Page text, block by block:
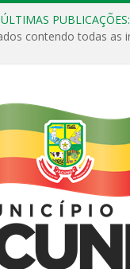
ÚLTIMAS PUBLICAÇÕES: